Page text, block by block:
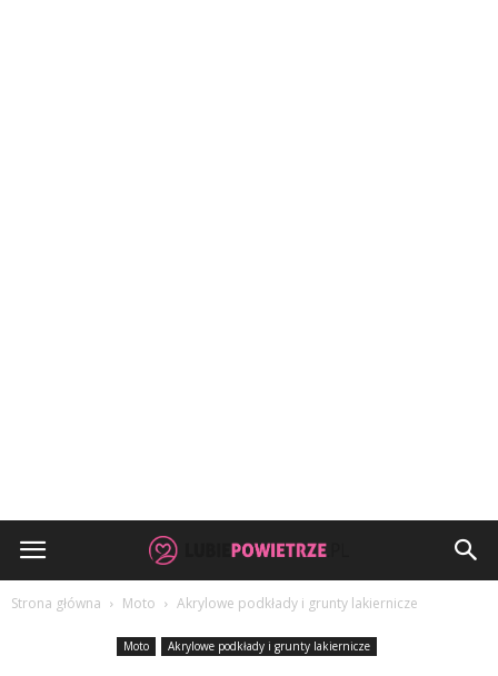
Strona główna Moto Akrylowe podkłady i grunty lakiernicze
Moto Akrylowe podkłady i grunty lakiernicze